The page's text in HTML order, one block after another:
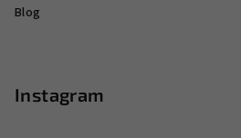
Blog
Instagram